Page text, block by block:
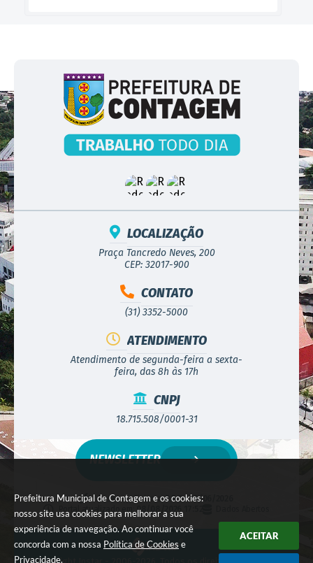
Prefeitura Municipal de Contagem e os cookies:
nosso site usa cookies para melhorar a sua
experiência de navegação. Ao continuar você
concorda com a nossa Política de Cookies e
Privacidade.
ACEITAR
LOCALIZAÇÃO
Praça Tancredo Neves, 200
CEP: 32017-900
CONTATO
(31) 3352-5000
ATENDIMENTO
Atendimento de segunda-feira a sexta-
feira, das 8h às 17h
CNPJ
18.715.508/0001-31
Versão do Sistema:3.5.3 - 19/06/2026
Portal atualizado em:
08/08/2026 17:52
NEWSLETTER